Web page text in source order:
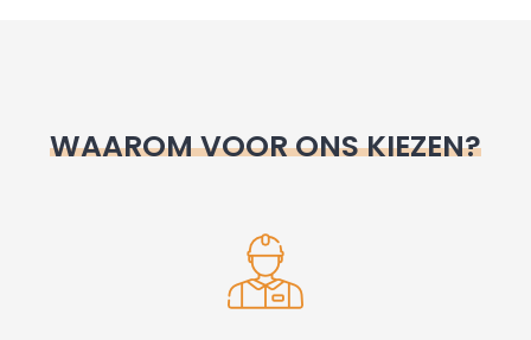
WAAROM VOOR ONS KIEZEN?